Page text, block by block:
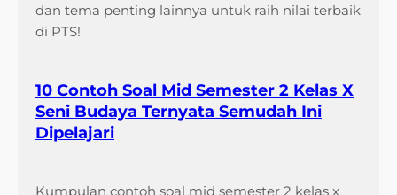
dan tema penting lainnya untuk raih nilai terbaik
di PTS!
10 Contoh Soal Mid Semester 2 Kelas X
Seni Budaya Ternyata Semudah Ini
Dipelajari
Kumpulan contoh soal mid semester 2 kelas x